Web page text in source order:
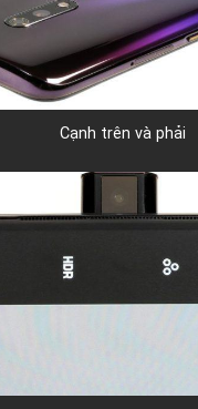
Cạnh trên và phải